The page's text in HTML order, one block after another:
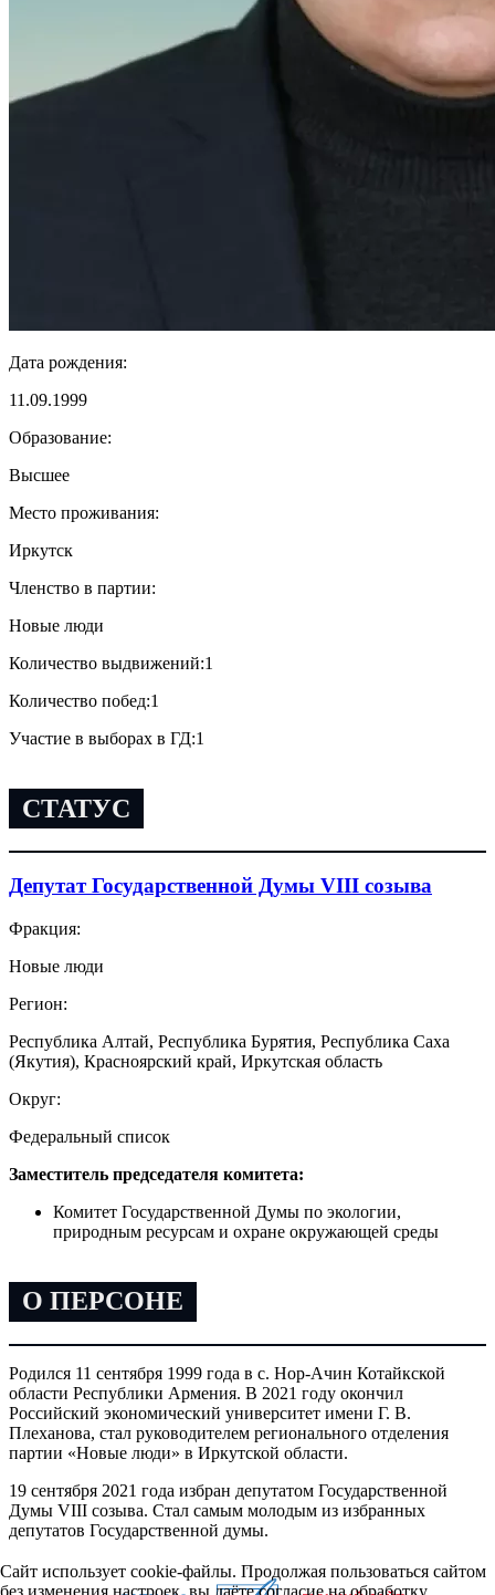
Дата рождения:
11.09.1999
Образование:
Высшее
Место проживания:
Иркутск
Членство в партии:
Новые люди
Количество выдвижений:1
Количество побед:1
Участие в выборах в ГД:1
СТАТУС
Депутат Государственной Думы VIII созыва
Фракция:
Новые люди
Регион:
Республика Алтай, Республика Бурятия, Республика Саха
(Якутия), Красноярский край, Иркутская область
Округ:
Федеральный список
Заместитель председателя комитета:
Комитет Государственной Думы по экологии,
природным ресурсам и охране окружающей среды
О ПЕРСОНЕ
Родился 11 сентября 1999 года в с. Нор-Ачин Котайкской
области Республики Армения. В 2021 году окончил
Российский экономический университет имени Г. В.
Плеханова, стал руководителем регионального отделения
партии «Новые люди» в Иркутской области.
19 сентября 2021 года избран депутатом Государственной
Думы VIII созыва. Стал самым молодым из избранных
депутатов Государственной думы.
Сайт использует cookie-файлы. Продолжая пользоваться сайтом
без изменения настроек, вы даёте согласие на обработку